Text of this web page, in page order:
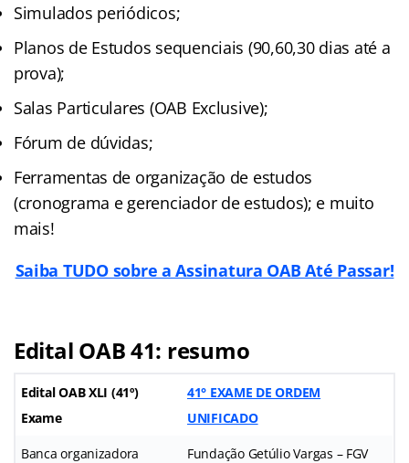
Simulados periódicos;
Planos de Estudos sequenciais (90,60,30 dias até a
prova);
Salas Particulares (OAB Exclusive);
Fórum de dúvidas;
Ferramentas de organização de estudos
(cronograma e gerenciador de estudos); e muito
mais!
Saiba TUDO sobre a Assinatura OAB Até Passar!
Edital OAB 41: resumo
Edital OAB XLI (41º)
Exame
41° EXAME DE ORDEM
UNIFICADO
Banca organizadora Fundação Getúlio Vargas – FGV